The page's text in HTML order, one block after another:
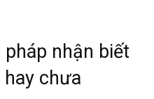
nhận biết
chưa